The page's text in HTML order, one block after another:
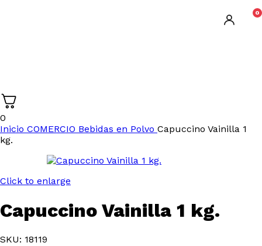
0
0
Inicio COMERCIO Bebidas en Polvo Capuccino Vainilla 1
kg.
Click to enlarge
Capuccino Vainilla 1 kg.
SKU: 18119